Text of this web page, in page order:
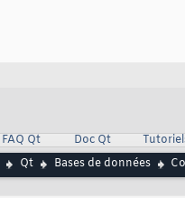
FAQ Qt Doc Qt
Qt Bases de données